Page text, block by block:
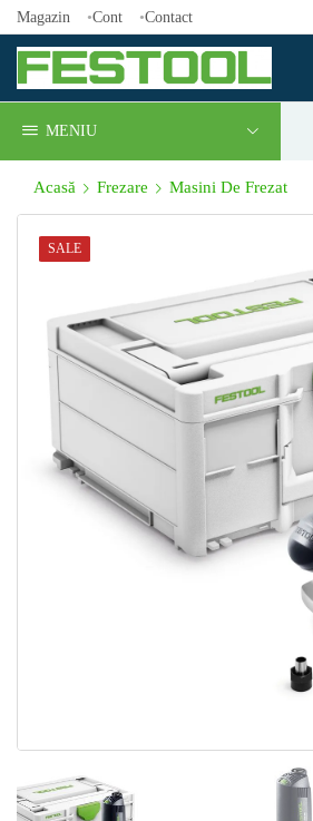
Magazin Cont Contact
MENIU
Acasă Frezare Masini De Frezat
SALE